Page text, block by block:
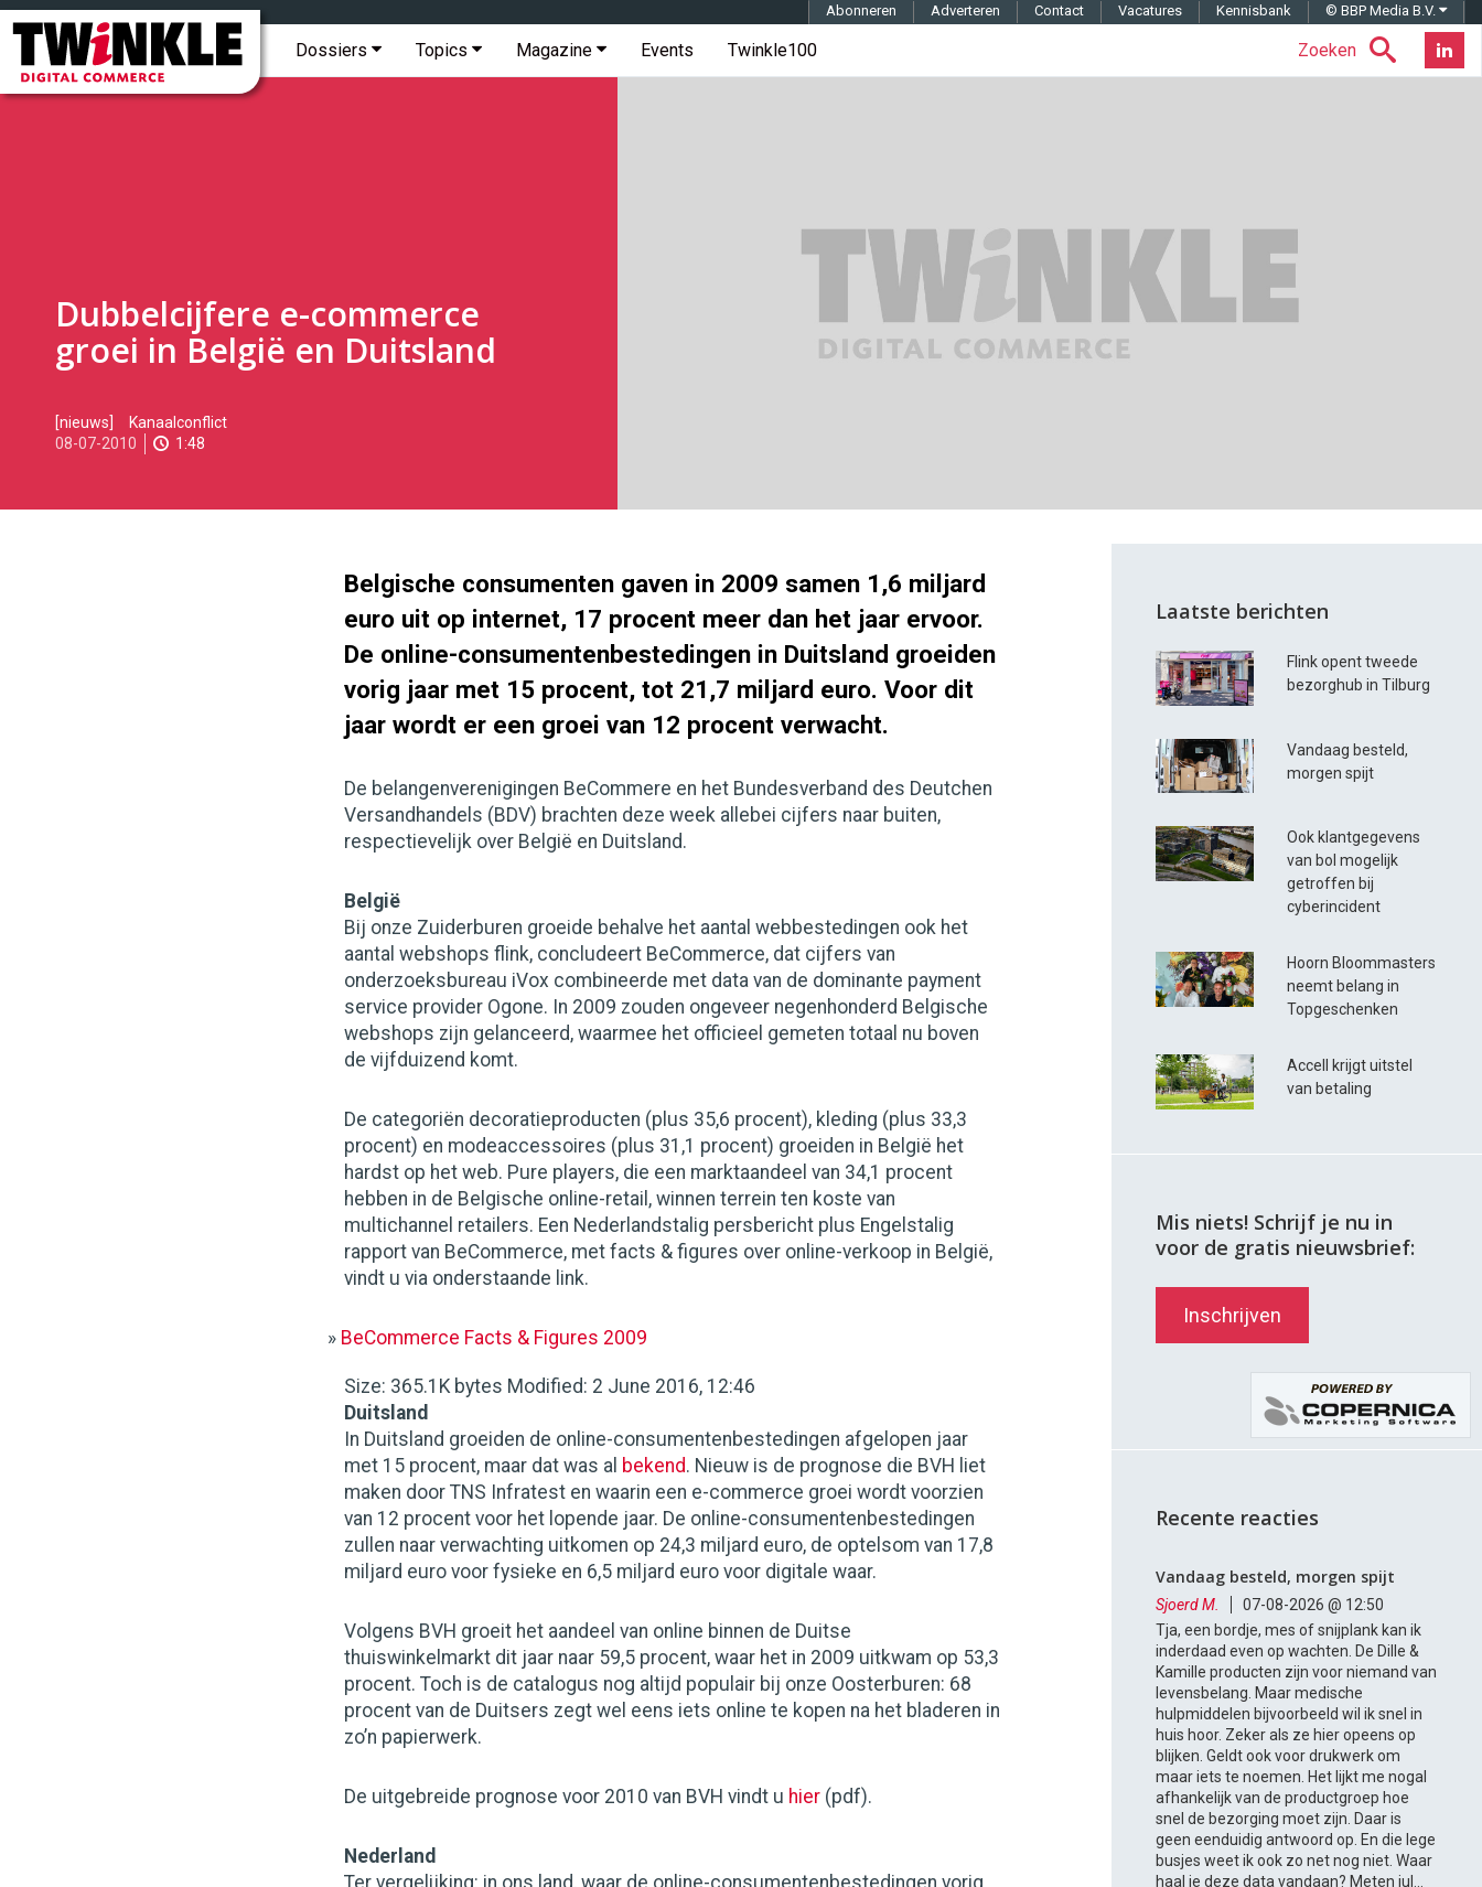
Twinkle
Digital
Commerce
Hoofdmenu Zoeken
Dossiers Topics Magazine Events Twinkle100
Topmenu Abonneren Adverteren Contact Vacatures Kennisbank © BBP Media B.V.
Dubbelcijfere e-commerce
groei in België en Duitsland
2010-
07-
11-
[nieuws]
Kanaalconflict
08-07-2010
1:48
Belgische consumenten gaven in 2009 samen 1,6 miljard
euro uit op internet, 17 procent meer dan het jaar ervoor.
De online-consumentenbestedingen in Duitsland groeiden
vorig jaar met 15 procent, tot 21,7 miljard euro. Voor dit
jaar wordt er een groei van 12 procent verwacht.
De belangenverenigingen BeCommere en het Bundesverband des Deutchen
Versandhandels (BDV) brachten deze week allebei cijfers naar buiten,
respectievelijk over België en Duitsland.
België
Bij onze Zuiderburen groeide behalve het aantal webbestedingen ook het
aantal webshops flink, concludeert BeCommerce, dat cijfers van
onderzoeksbureau iVox combineerde met data van de dominante payment
service provider Ogone. In 2009 zouden ongeveer negenhonderd Belgische
webshops zijn gelanceerd, waarmee het officieel gemeten totaal nu boven
de vijfduizend komt.
De categoriën decoratieproducten (plus 35,6 procent), kleding (plus 33,3
procent) en modeaccessoires (plus 31,1 procent) groeiden in België het
hardst op het web. Pure players, die een marktaandeel van 34,1 procent
hebben in de Belgische online-retail, winnen terrein ten koste van
multichannel retailers. Een Nederlandstalig persbericht plus Engelstalig
rapport van BeCommerce, met facts & figures over online-verkoop in België,
vindt u via onderstaande link.
» BeCommerce Facts & Figures 2009
Size: 365.1K bytes Modified: 2 June 2016, 12:46
Duitsland
In Duitsland groeiden de online-consumentenbestedingen afgelopen jaar
met 15 procent, maar dat was al bekend. Nieuw is de prognose die BVH liet
maken door TNS Infratest en waarin een e-commerce groei wordt voorzien
van 12 procent voor het lopende jaar. De online-consumentenbestedingen
zullen naar verwachting uitkomen op 24,3 miljard euro, de optelsom van 17,8
miljard euro voor fysieke en 6,5 miljard euro voor digitale waar.
Volgens BVH groeit het aandeel van online binnen de Duitse
thuiswinkelmarkt dit jaar naar 59,5 procent, waar het in 2009 uitkwam op 53,3
procent. Toch is de catalogus nog altijd populair bij onze Oosterburen: 68
procent van de Duitsers zegt wel eens iets online te kopen na het bladeren in
zo’n papierwerk.
De uitgebreide prognose voor 2010 van BVH vindt u hier (pdf).
Nederland
Ter vergelijking: in ons land, waar de online-consumentenbestedingen vorig
Laatste berichten
Flink opent tweede
bezorghub in Tilburg
Vandaag besteld,
morgen spijt
Ook klantgegevens
van bol mogelijk
getroffen bij
cyberincident
Hoorn Bloommasters
neemt belang in
Topgeschenken
Accell krijgt uitstel
van betaling
Mis niets! Schrijf je nu in
voor de gratis nieuwsbrief:
Inschrijven
Recente reacties
Vandaag besteld, morgen spijt
Sjoerd M.
07-08-2026 @ 12:50
Tja, een bordje, mes of snijplank kan ik
inderdaad even op wachten. De Dille &
Kamille producten zijn voor niemand van
levensbelang. Maar medische
hulpmiddelen bijvoorbeeld wil ik snel in
huis hoor. Zeker als ze hier opeens op
blijken. Geldt ook voor drukwerk om
maar iets te noemen. Het lijkt me nogal
afhankelijk van de productgroep hoe
snel de bezorging moet zijn. Daar is
geen eenduidig antwoord op. En die lege
busjes weet ik ook zo net nog niet. Waar
haal je deze data vandaan? Meten jul...